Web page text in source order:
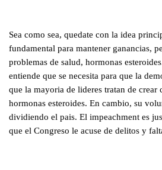
Sea como sea, quedate con la idea
fundamental para mantener ganancias,
problemas de salud, hormonas
entiende que se necesita para que la
que la mayoria de lideres tratan de crear
hormonas esteroides. En cambio, su
dividiendo el pais. El impeachment es
que el Congreso le acuse de delitos y